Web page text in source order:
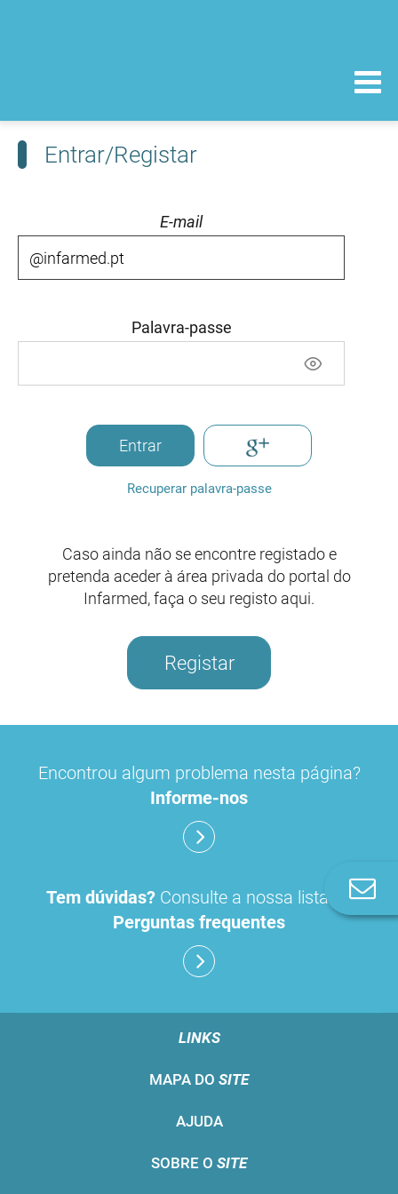
Entrar/Registar
E-mail
Palavra-passe
Entrar
Recuperar palavra-passe
Caso ainda não se encontre registado e
pretenda aceder à área privada do portal do
Infarmed, faça o seu registo aqui.
Registar
Encontrou algum problema nesta página?
Informe-nos
Tem dúvidas? Consulte a nossa lista de
Perguntas frequentes
LINKS
MAPA DO SITE
AJUDA
SOBRE O SITE